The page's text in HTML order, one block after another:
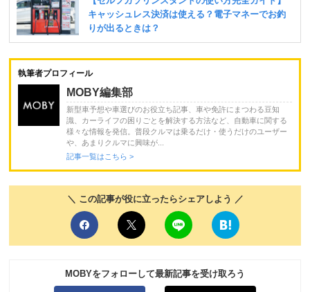
執筆者プロフィール
MOBY編集部
新型車予想や車選びのお役立ち記事、車や免許にまつわる豆知
識、カーライフの困りごとを解決する方法など、自動車に関する
様々な情報を発信。普段クルマは乗るだけ・使うだけのユーザー
や、あまりクルマに興味が...
記事一覧はこちら >
＼ この記事が役に立ったらシェアしよう ／
MOBYをフォローして最新記事を受け取ろう